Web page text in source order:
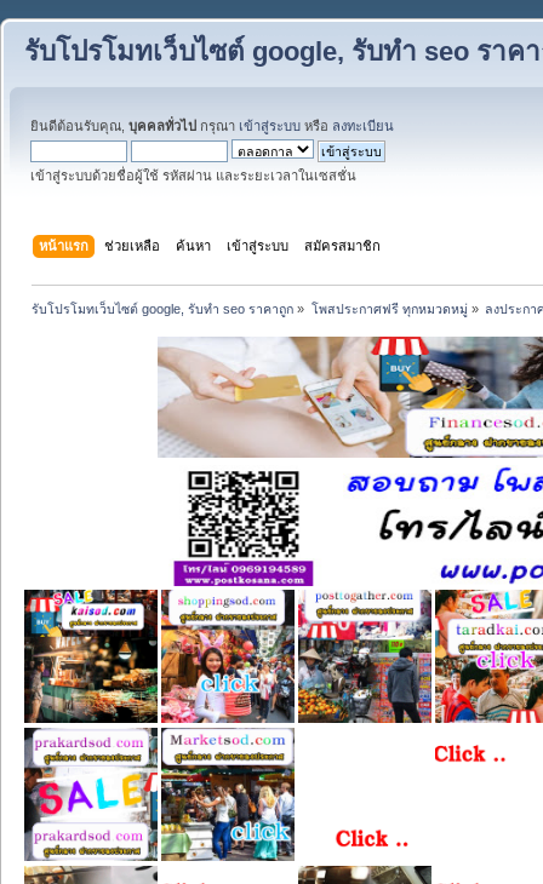
รับโปรโมทเว็บไซต์ google, รับทำ seo ราค
ยินดีต้อนรับคุณ, บุคคลทั่วไป กรุณา เข้าสู่ระบบ หรือ ลงทะเบียน
เข้าสู่ระบบด้วยชื่อผู้ใช้ รหัสผ่าน และระยะเวลาในเซสชั่น
หน้าแรก ช่วยเหลือ ค้นหา เข้าสู่ระบบ สมัครสมาชิก
รับโปรโมทเว็บไซต์ google, รับทำ seo ราคาถูก » โพสประกาศฟรี ทุกหมวดหมู่» ลงประกา